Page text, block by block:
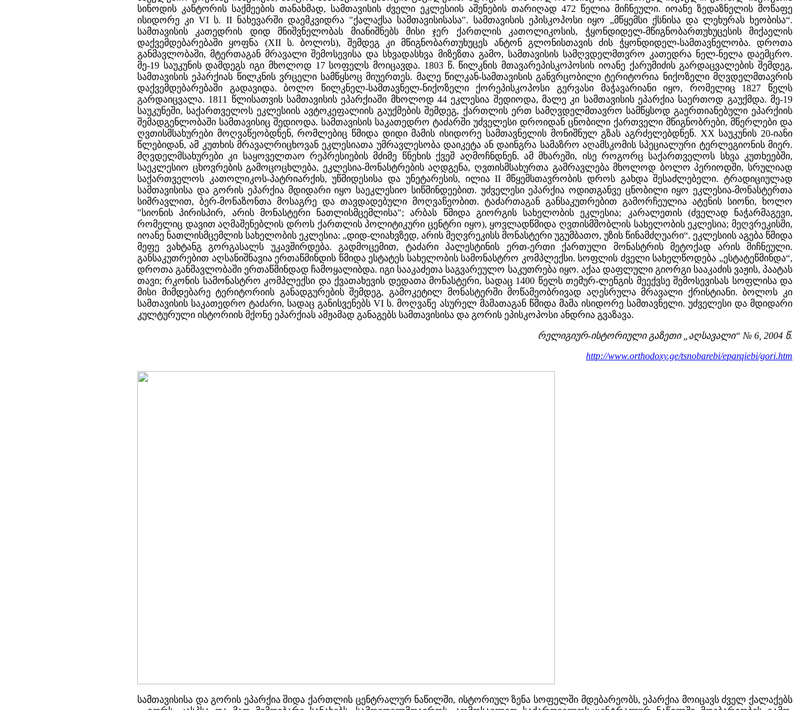
სინოდის კანტორის საქმეების თანახმად, სამთავისის ძველი ეკლესიის აშენების თარიღად 472 წელია მიჩნეული. იოანე ზედაზნელის მოწაფე
ისიდორე კი VI ს. II ნახევარში დაემკვიდრა "ქალაქსა სამთავისისასა". სამთავისის ეპისკოპოსი იყო „მწყემსი ქსნისა და ლეხურას ხეობისა“.
სამთავისის კათედრის დიდ მნიშვნელობას მიანიშნებს მისი ჯერ ქართლის კათოლიკოსის, ჭყონდიდელ-მწიგნობართუხუცესის მიქაელის
დაქვემდებარებაში ყოფნა (XII ს. ბოლოს), შემდეგ კი მწიგნობართუხუცეს ანტონ გლონისთავის ძის ჭყონდიდელ-სამთავნელობა. დროთა
განმავლობაში, მტერთაგან მრავალი შემოსევისა და სხვადასხვა მიზეზთა გამო, სამთავისის სამღვდელმთვრო კათედრა ნელ-ნელა დაემცრო.
მე-19 საუკუნის დამდეგს იგი მხოლოდ 17 სოფელს მოიცავდა. 1803 წ. წილკნის მთავარეპისკოპოსის იოანე ქარუმიძის გარდაცვალების შემდეგ,
სამთავისის ეპარქიას წილკნის ვრცელი სამწყსოც მიუერთეს. მალე წილკან-სამთავისის განვრცობილი ტერიტორია ნიქოზელი მღვდელმთავრის
დაქვემდებარებაში გადავიდა. ბოლო წილკნელ-სამთავნელ-ნიქოზელი ქორეპისკოპოსი გერვასი მაჭავარიანი იყო, რომელიც 1827 წელს
გარდაიცვალა. 1811 წლისათვის სამთავისის ეპარქიაში მხოლოდ 44 ეკლესია შედიოდა, მალე კი სამთავისის ეპარქია საერთოდ გაუქმდა. მე-19
საუკუნეში, საქართველოს ეკლესიის ავტოკეფალიის გაუქმების შემდეგ, ქართლის ერთ სამღვდელმთავრო სამწყსოდ გაერთიანებული ეპარქიის
შემადგენლობაში სამთავისიც შედიოდა. სამთავისის საკათედრო ტაძარში უძველესი დროიდან ცნობილი ქართველი მწიგნობრები, მწერლები და
ღვთისმსახურები მოღვაწეობდნენ, რომლებიც წმიდა დიდი მამის ისიდორე სამთავნელის მონიშნულ გზას აგრძელებდნენ. XX საუკუნის 20-იანი
წლებიდან, ამ კუთხის მრავალრიცხოვან ეკლესიათა უმრავლესობა დაიკეტა ან დაინგრა სამაზრო აღამსკომის სპეციალური ტერლეგიონის მიერ.
მღვდელმსახურები კი საყოველთაო რეპრესიების მძიმე წნეხის ქვეშ აღმოჩნდნენ. ამ მხარეში, ისე როგორც საქართველოს სხვა კუთხეებში,
საეკლესიო ცხოვრების გამოცოცხლება, ეკლესია-მონასტრების აღდგენა, ღვთისმსახურთა გამრავლება მხოლოდ ბოლო პერიოდში, სრულიად
საქართველოს კათოლიკოს-პატრიარქის, უწმიდესისა და უნეტარესის, ილია II მწყემსთავრობის დროს გახდა შესაძლებელი. ტრადიციულად
სამთავისისა და გორის ეპარქია მდიდარი იყო საეკლესიო სიწმინდეებით. უძველესი ეპარქია ოდითგანვე ცნობილი იყო ეკლესია-მონასტერთა
სიმრავლით, ბერ-მონაზონთა მოსაგრე და თავდადებული მოღვაწეობით. ტაძართაგან განსაკუთრებით გამორჩეულია ატენის სიონი, ხოლო
"სიონის პირისპირ, არის მონასტერი ნათლისმცემლისა"; არბას წმიდა გიორგის სახელობის ეკლესია; კარალეთის (ძველად ნაჭარმაგევი,
რომელიც დავით აღმაშენებლის დროს ქართლის პოლიტიკური ცენტრი იყო), ყოვლადწმიდა ღვთისმშობლის სახელობის ეკლესია; მეღვრეკისში,
იოანე ნათლისმცემლის სახელობის ეკლესია: „დიდ-ლიახვზედ, არის მეღვრეკისს მონასტერი უგუმბათო, უზის წინამძღუარი“. ეკლესიის აგება წმიდა
მეფე ვახტანგ გორგასალს უკავშირდება. გადმოცემით, ტაძარი პალესტინის ერთ-ერთი ქართული მონასტრის მეტოქად არის მიჩნეული.
განსაკუთრებით აღსანიშნავია ერთაწმინდის წმიდა ესტატეს სახელობის სამონასტრო კომპლექსი. სოფლის ძველი სახელწოდება „ესტატეწმინდა“,
დროთა განმავლობაში ერთაწმინდად ჩამოყალიბდა. იგი სააკაძეთა საგვარეულო საკუთრება იყო. აქაა დაფლული გიორგი სააკაძის ვაჟის, პაატას
თავი; რკონის სამონასტრო კომპლექსი და ქვათახევის დედათა მონასტერი, სადაც 1400 წელს თემურ-ლენგის მეექვსე შემოსევისას სოფლისა და
მისი მიმდებარე ტერიტორიის განადგურების შემდეგ, გამოკეტილ მონასტერში მოწამეობრივად აღესრულა მრავალი ქრისტიანი. ბოლოს კი
სამთავისის საკათედრო ტაძარი, სადაც განისვენებს VI ს. მოღვაწე ასურელ მამათაგან წმიდა მამა ისიდორე სამთავნელი. უძველესი და მდიდარი
კულტურული ისტორიის მქონე ეპარქიას ამჟამად განაგებს სამთავისისა და გორის ეპისკოპოსი ანდრია გვაზავა.
რელიგიურ-ისტორიული გაზეთი „აღსავალი“ № 6, 2004 წ.
http://www.orthodoxy.ge/tsnobarebi/eparqiebi/gori.htm
სამთავისისა და გორის ეპარქია შიდა ქართლის ცენტრალურ ნაწილში, ისტორიულ ზენა სოფელში მდებარეობს, ეპარქია მოიცავს ძველ ქალაქებს